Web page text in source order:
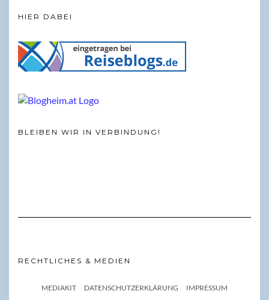
HIER DABEI
BLEIBEN WIR IN VERBINDUNG!
RECHTLICHES & MEDIEN
MEDIAKIT DATENSCHUTZERKLÄRUNG IMPRESSUM